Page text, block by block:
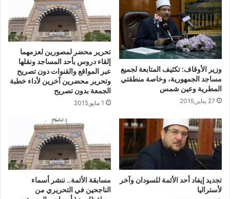
وزير الأوقاف: تكثيف المتابعة لجميع
مساجد الجمهورية، وخاصة منطقتي
المطرية وعين شمس
27 يناير,2015
تحرير محضر لمصورين لعزمهما
إلقاء دروس بأحد المساجد ونقلها
عبر المواقع والقنوات دون تصريح
وتحرير محضرين آخرين لأداء خطبة
الجمعة بدون تصريح
1 مايو,2015
تجديد إيفاد أحد الأئمة للسودان وآخر
لأستراليا
مسابقة الأئمة.. ننشر أسماء
الناجحين في التحريري من